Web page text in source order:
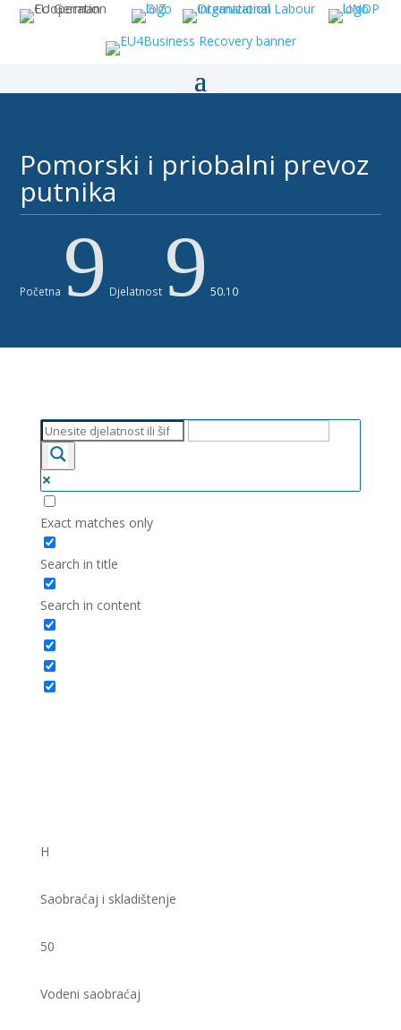
Pomorski i priobalni prevoz
putnika ​​
Početna 9 Djelatnost 9 50.10
Exact matches only
Search in title
Search in content
H
Saobraćaj i skladištenje
50
Vodeni saobraćaj